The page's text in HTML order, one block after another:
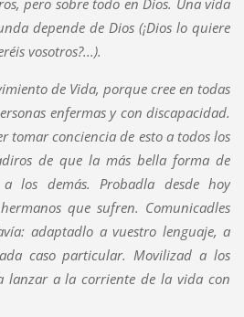
depende de Dios (¡Dios lo quiere
vosotros?...).
de Vida, porque cree en todas
enfermas y con discapacidad.
tomar conciencia de esto a todos los
de que la más bella forma de
los demás. Probadla desde hoy
que sufren. Comunicadles
adaptadlo a vuestro lenguaje, a
caso particular. Movilizad a los
lanzar a la corriente de la vida con